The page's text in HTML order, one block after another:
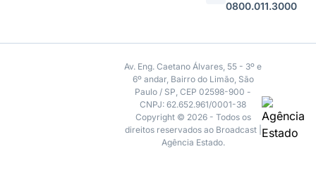
0800.011.3000
Av. Eng. Caetano Álvares, 55 - 3º e
6º andar, Bairro do Limão, São
Paulo / SP, CEP 02598-900 -
CNPJ: 62.652.961/0001-38
Copyright © 2026 - Todos os
direitos reservados ao Broadcast |
Agência Estado.